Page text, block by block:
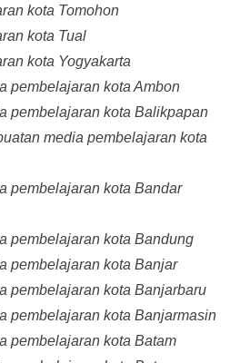
kota Tomohon
kota Tual
kota Yogyakarta
pembelajaran kota Ambon
pembelajaran kota Balikpapan
media pembelajaran kota
pembelajaran kota Bandar
pembelajaran kota Bandung
pembelajaran kota Banjar
pembelajaran kota Banjarbaru
pembelajaran kota Banjarmasin
pembelajaran kota Batam